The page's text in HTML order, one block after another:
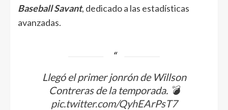
Baseball Savant, dedicado a las estadísticas
avanzadas.
Llegó el primer jonrón de Willson
Contreras de la temporada. 💣
pic.twitter.com/QyhEArPsT7